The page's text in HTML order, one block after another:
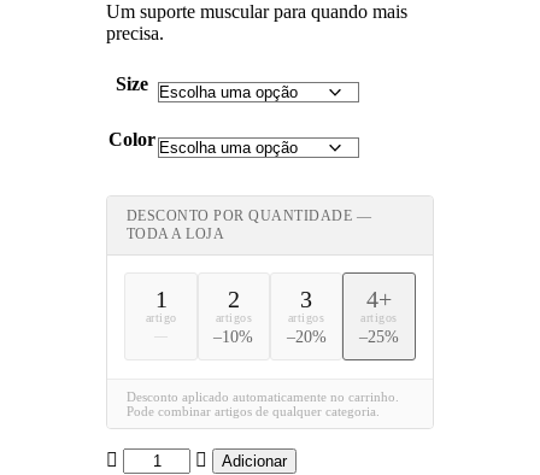
Um suporte muscular para quando mais
precisa.
Size
Color
DESCONTO POR QUANTIDADE —
TODA A LOJA
1
artigo
—
2
artigos
–10%
3
artigos
–20%
4+
artigos
–25%
Desconto aplicado automaticamente no carrinho.
Pode combinar artigos de qualquer categoria.
Quantidade
Adicionar